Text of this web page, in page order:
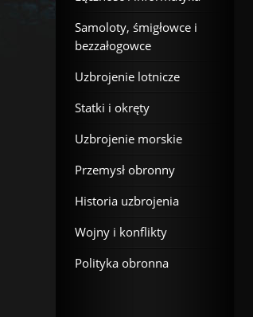
Samoloty, śmigłowce i
bezzałogowce
Uzbrojenie lotnicze
Statki i okręty
Uzbrojenie morskie
Przemysł obronny
Historia uzbrojenia
Wojny i konflikty
Polityka obronna